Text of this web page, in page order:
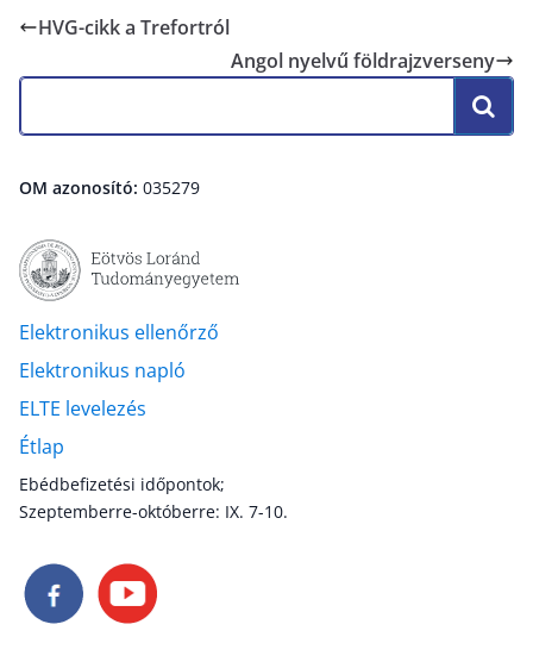
HVG-cikk a Trefortról
Angol nyelvű földrajzverseny
OM azonosító: 035279
Elektronikus ellenőrző
Elektronikus napló
ELTE levelezés
Étlap
Ebédbefizetési időpontok;
Szeptemberre-októberre: IX. 7-10.